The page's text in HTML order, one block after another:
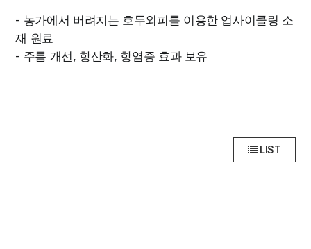
- 농가에서 버려지는 호두외피를 이용한 업사이클링 소
재 원료
- 주름 개선, 항산화, 항염증 효과 보유
LIST